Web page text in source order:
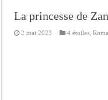
La princesse de
2 mai 2023 4 étoiles ,